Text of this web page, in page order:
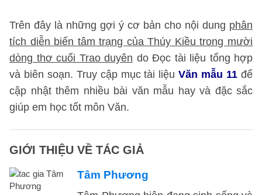
Trên đây là những gợi ý cơ bản cho nội dung phân
tích diễn biến tâm trạng của Thúy Kiều trong mười
dòng thơ cuối Trao duyên do Đọc tài liệu tổng hợp
và biên soạn. Truy cập mục tài liệuVăn mẫu 11 để
cập nhật thêm nhiều bài văn mẫu hay và đặc sắc
giúp em học tốt môn Văn.
GIỚI THIỆU VỀ TÁC GIẢ
Tâm Phương